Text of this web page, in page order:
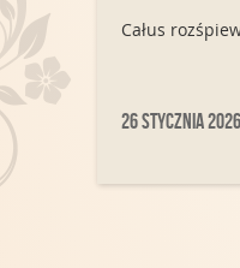
Całus
26 stycznia 2026